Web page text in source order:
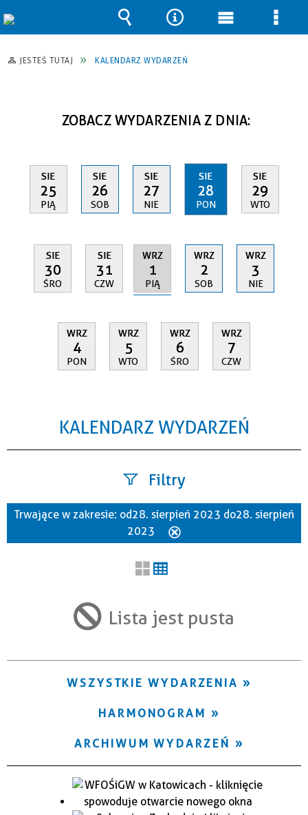
JESTEŚ TUTAJ KALENDARZ WYDARZEŃ
ZOBACZ WYDARZENIA Z DNIA:
SIE
25
PIĄ
SIE
26
SOB
SIE
27
NIE
SIE
28
PON
SIE
29
WTO
SIE
30
ŚRO
SIE
31
CZW
WRZ
1
PIĄ
WRZ
2
SOB
WRZ
3
NIE
WRZ
4
PON
WRZ
5
WTO
WRZ
6
ŚRO
WRZ
7
CZW
KALENDARZ WYDARZEŃ
Filtry
Szukana fraza
Trwające w zakresie
Trwające w zakresie: od 28. sierpień 2023 do 28. sierpień
2023
Lista jest pusta
WSZYSTKIE WYDARZENIA
HARMONOGRAM
ARCHIWUM WYDARZEŃ
Wyszukiwarka
Narzędzia
Menu Menu